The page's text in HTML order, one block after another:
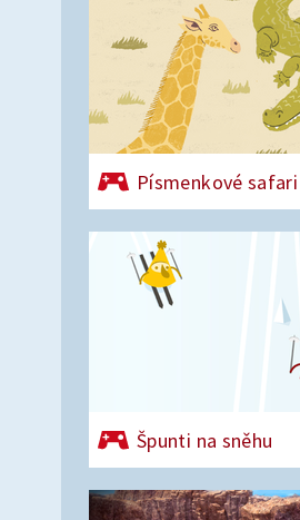
Písmenkové safari
Špunti na sněhu